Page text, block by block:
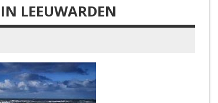
LEEUWARDEN